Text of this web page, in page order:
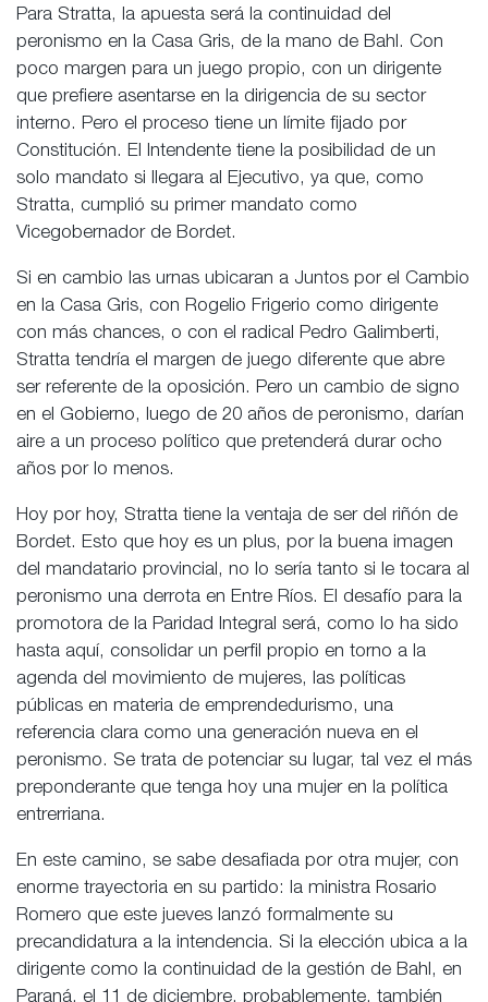
Para Stratta, la apuesta será la continuidad del
peronismo en la Casa Gris, de la mano de Bahl. Con
poco margen para un juego propio, con un dirigente
que prefiere asentarse en la dirigencia de su sector
interno. Pero el proceso tiene un límite fijado por
Constitución. El Intendente tiene la posibilidad de un
solo mandato si llegara al Ejecutivo, ya que, como
Stratta, cumplió su primer mandato como
Vicegobernador de Bordet.
Si en cambio las urnas ubicaran a Juntos por el Cambio
en la Casa Gris, con Rogelio Frigerio como dirigente
con más chances, o con el radical Pedro Galimberti,
Stratta tendría el margen de juego diferente que abre
ser referente de la oposición. Pero un cambio de signo
en el Gobierno, luego de 20 años de peronismo, darían
aire a un proceso político que pretenderá durar ocho
años por lo menos.
Hoy por hoy, Stratta tiene la ventaja de ser del riñón de
Bordet. Esto que hoy es un plus, por la buena imagen
del mandatario provincial, no lo sería tanto si le tocara al
peronismo una derrota en Entre Ríos. El desafío para la
promotora de la Paridad Integral será, como lo ha sido
hasta aquí, consolidar un perfil propio en torno a la
agenda del movimiento de mujeres, las políticas
públicas en materia de emprendedurismo, una
referencia clara como una generación nueva en el
peronismo. Se trata de potenciar su lugar, tal vez el más
preponderante que tenga hoy una mujer en la política
entrerriana.
En este camino, se sabe desafiada por otra mujer, con
enorme trayectoria en su partido: la ministra Rosario
Romero que este jueves lanzó formalmente su
precandidatura a la intendencia. Si la elección ubica a la
dirigente como la continuidad de la gestión de Bahl, en
Paraná, el 11 de diciembre, probablemente, también